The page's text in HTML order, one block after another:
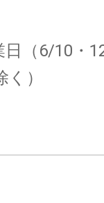
日（6/10・
）